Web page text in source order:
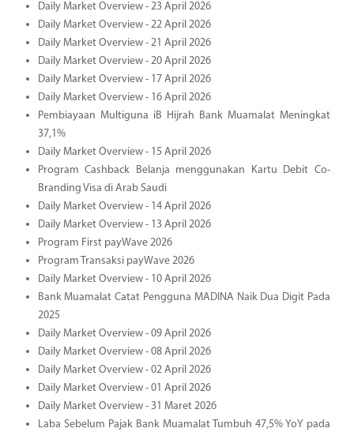
Daily Market Overview - 23 April 2026
Daily Market Overview - 22 April 2026
Daily Market Overview - 21 April 2026
Daily Market Overview - 20 April 2026
Daily Market Overview - 17 April 2026
Daily Market Overview - 16 April 2026
Pembiayaan Multiguna iB Hijrah Bank Muamalat Meningkat
37,1%
Daily Market Overview - 15 April 2026
Program Cashback Belanja menggunakan Kartu Debit Co-
Branding Visa di Arab Saudi
Daily Market Overview - 14 April 2026
Daily Market Overview - 13 April 2026
Program First payWave 2026
Program Transaksi payWave 2026
Daily Market Overview - 10 April 2026
Bank Muamalat Catat Pengguna MADINA Naik Dua Digit Pada
2025
Daily Market Overview - 09 April 2026
Daily Market Overview - 08 April 2026
Daily Market Overview - 02 April 2026
Daily Market Overview - 01 April 2026
Daily Market Overview - 31 Maret 2026
Laba Sebelum Pajak Bank Muamalat Tumbuh 47,5% YoY pada